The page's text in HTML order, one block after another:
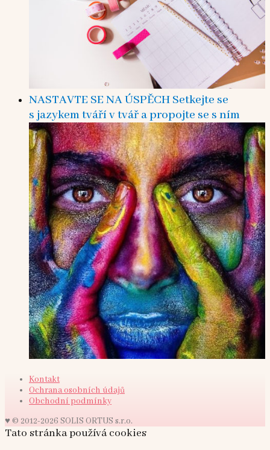
NASTAVTE SE NA ÚSPĚCH Setkejte se
s jazykem tváří v tvář a propojte se s ním
Kontakt
Ochrana osobních údajů
Obchodní podmínky
♥ © 2012-2026 SOLIS ORTUS s.r.o.
Tato stránka používá cookies